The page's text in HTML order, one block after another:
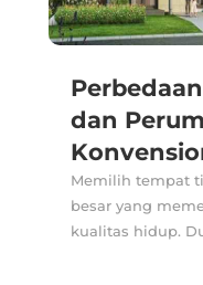
dan
Memilih tempat
besar yang
kualitas hidup.